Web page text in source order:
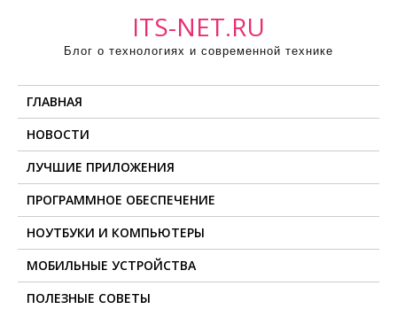
ITS-NET.RU
Блог о технологиях и современной технике
ГЛАВНАЯ
НОВОСТИ
ЛУЧШИЕ ПРИЛОЖЕНИЯ
ПРОГРАММНОЕ ОБЕСПЕЧЕНИЕ
НОУТБУКИ И КОМПЬЮТЕРЫ
МОБИЛЬНЫЕ УСТРОЙСТВА
ПОЛЕЗНЫЕ СОВЕТЫ